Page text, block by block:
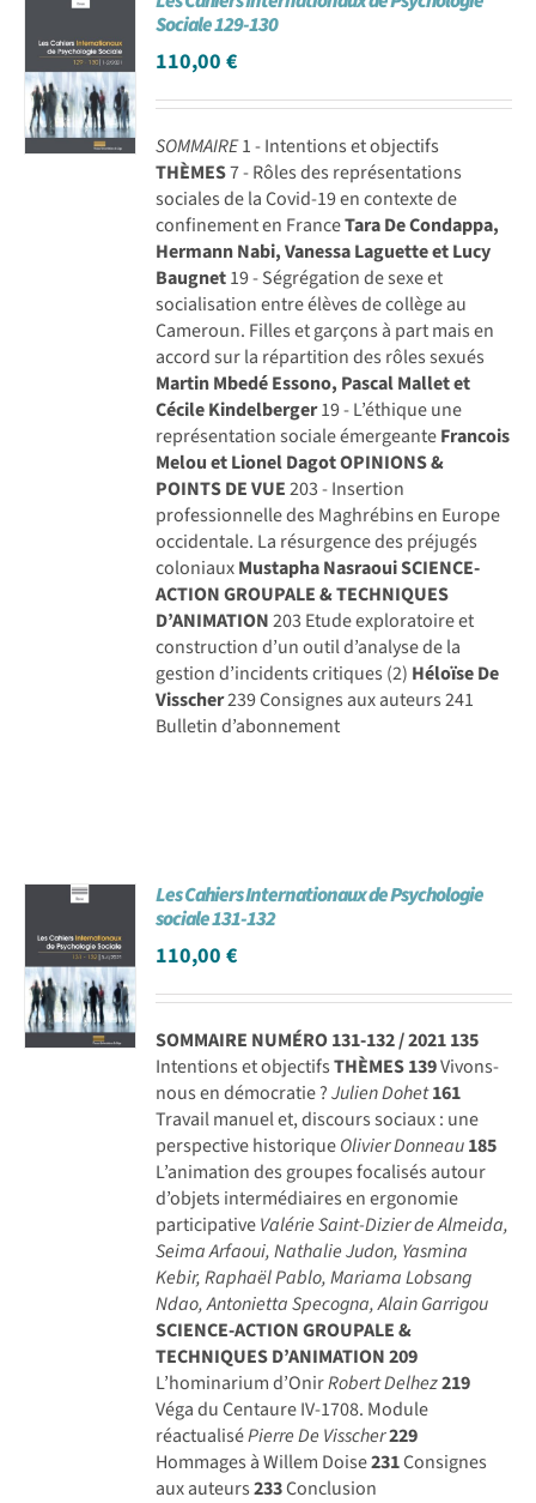
Sociale 129-130
110,00€
SOMMAIRE1 - Intentions et objectifs
THÈMES7 - Rôles des représentations
sociales de la Covid-19 en contexte de
confinement en FranceTara De Condappa,
Hermann Nabi, Vanessa Laguette et Lucy
Baugnet19 - Ségrégation de sexe et
socialisation entre élèves de collège au
Cameroun. Filles et garçons à part mais en
accord sur la répartition des rôles sexués
Martin Mbedé Essono, Pascal Mallet et
Cécile Kindelberger19 - L’éthique une
représentation sociale émergeanteFrancois
Melou et Lionel DagotOPINIONS &
POINTS DE VUE203 - Insertion
professionnelle des Maghrébins en Europe
occidentale. La résurgence des préjugés
coloniauxMustapha NasraouiSCIENCE-
ACTION GROUPALE & TECHNIQUES
D’ANIMATION203 Etude exploratoire et
construction d’un outil d’analyse de la
gestion d’incidents critiques (2) Héloïse De
Visscher239 Consignes aux auteurs 241
Bulletin d’abonnement
Les Cahiers Internationaux de Psychologie
sociale 131-132
110,00€
SOMMAIRE NUMÉRO 131-132 / 2021135
Intentions et objectifsTHÈMES139Vivons-
nous en démocratie ?Julien Dohet161
Travail manuel et, discours sociaux : une
perspective historiqueOlivier Donneau185
L’animation des groupes focalisés autour
d’objets intermédiaires en ergonomie
participativeValérie Saint-Dizier de Almeida,
Seima Arfaoui, Nathalie Judon, Yasmina
Kebir, Raphaël Pablo, Mariama Lobsang
Ndao, Antonietta Specogna, Alain Garrigou
SCIENCE-ACTION GROUPALE &
TECHNIQUES D’ANIMATION209
L’hominarium d’OnirRobert Delhez219
Véga du Centaure IV-1708. Module
réactualiséPierre De Visscher229
Hommages à Willem Doise231Consignes
aux auteurs233Conclusion